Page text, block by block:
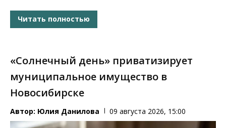
Читать полностью
«Солнечный день» приватизирует
муниципальное имущество в
Новосибирске
Автор: Юлия Данилова 09 августа 2026, 15:00